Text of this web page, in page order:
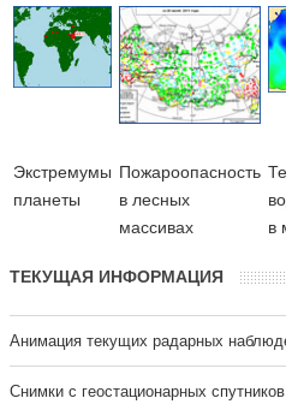
Экстремумы
планеты
Пожароопасность
в лесных
массивах
в
ТЕКУЩАЯ ИНФОРМАЦИЯ
Анимация текущих радарных
Cнимки с геостационарных спутников